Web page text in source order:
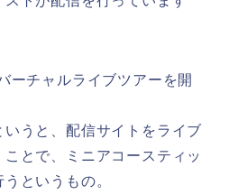
ーチャルライブツアーを開
うと、配信サイトをライブ
とで、ミニアコースティッ
というもの。